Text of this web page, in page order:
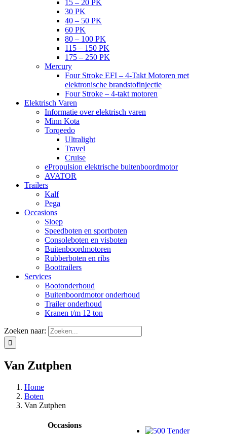
15 – 20 PK
30 PK
40 – 50 PK
60 PK
80 – 100 PK
115 – 150 PK
175 – 250 PK
Mercury
Four Stroke EFI – 4-Takt Motoren met
elektronische brandstofinjectie
Four Stroke – 4-takt motoren
Elektrisch Varen
Informatie over elektrisch varen
Minn Kota
Torqeedo
Ultralight
Travel
Cruise
ePropulsion elektrische buitenboordmotor
AVATOR
Trailers
Kalf
Pega
Occasions
Sloep
Speedboten en sportboten
Consoleboten en visboten
Buitenboordmotoren
Rubberboten en ribs
Boottrailers
Services
Bootonderhoud
Buitenboordmotor onderhoud
Trailer onderhoud
Kranen t/m 12 ton
Zoeken naar:
Van Zutphen
Home
Boten
Van Zutphen
Occasions